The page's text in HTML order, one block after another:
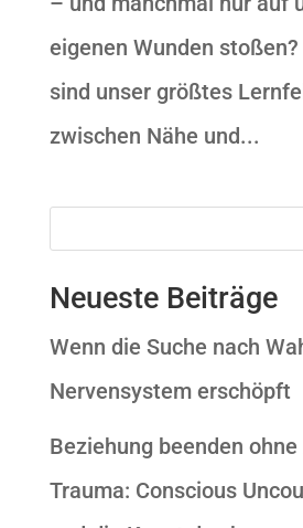
eigenen Wunden
sind unser größtes
zwischen Nähe und...
Neueste Beiträge
Wenn die Suche nach
Nervensystem erschöpft
Beziehung beenden
Trauma: Conscious